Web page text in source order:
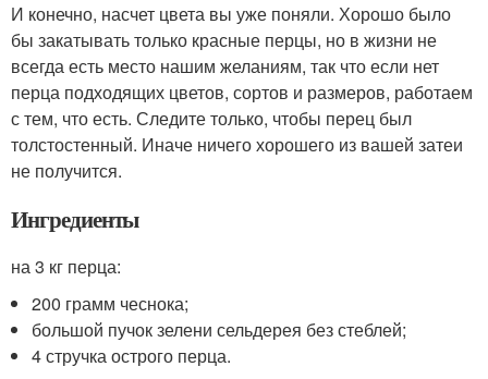
И конечно, насчет цвета вы уже поняли. Хорошо было
бы закатывать только красные перцы, но в жизни не
всегда есть место нашим желаниям, так что если нет
перца подходящих цветов, сортов и размеров, работаем
с тем, что есть. Следите только, чтобы перец был
толстостенный. Иначе ничего хорошего из вашей затеи
не получится.
Ингредиенты
на 3 кг перца:
200 грамм чеснока;
большой пучок зелени сельдерея без стеблей;
4 стручка острого перца.